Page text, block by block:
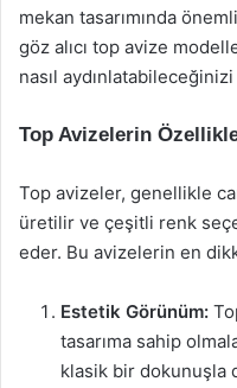
mekan tasarımında
göz alıcı top avize
nasıl
Top Avizelerin
Top avizeler, genellikle
üretilir ve çeşitli renk
eder. Bu avizelerin en
Estetik Görünüm:
tasarıma sahip
klasik bir dokunuşla